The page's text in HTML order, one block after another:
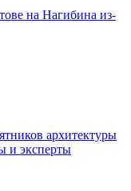
на Нагибина из-
архитектуры
и эксперты